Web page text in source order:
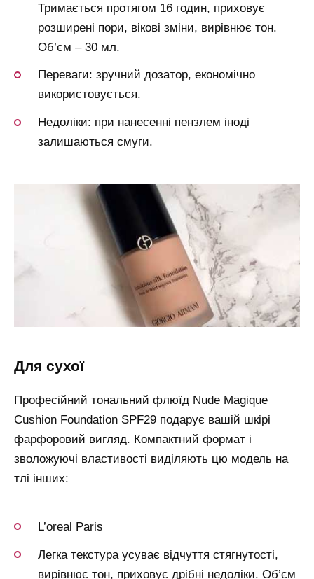
Тримається протягом 16 годин, приховує
розширені пори, вікові зміни, вирівнює тон.
Об’єм – 30 мл.
Переваги: зручний дозатор, економічно
використовується.
Недоліки: при нанесенні пензлем іноді
залишаються смуги.
для сухої
Професійний тональний флюїд Nude Magique
Cushion Foundation SPF29 подарує вашій шкірі
фарфоровий вигляд. Компактний формат і
зволожуючі властивості виділяють цю модель на
тлі інших:
L’oreal Paris
Легка текстура усуває відчуття стягнутості,
вирівнює тон, приховує дрібні недоліки. Об’єм